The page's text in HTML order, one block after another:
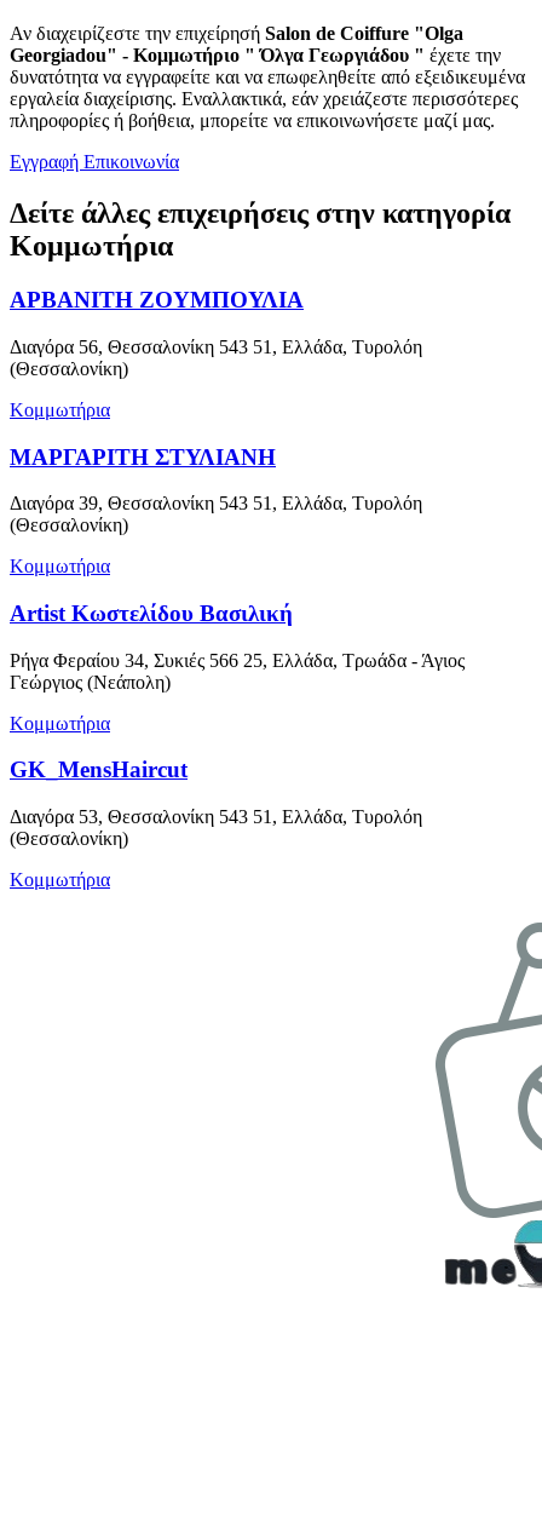
Αν διαχειρίζεστε την επιχείρησή Salon de Coiffure "Olga
Georgiadou" - Κομμωτήριο " Όλγα Γεωργιάδου " έχετε την
δυνατότητα να εγγραφείτε και να επωφεληθείτε από εξειδικευμένα
εργαλεία διαχείρισης. Εναλλακτικά, εάν χρειάζεστε περισσότερες
πληροφορίες ή βοήθεια, μπορείτε να επικοινωνήσετε μαζί μας.
Εγγραφή Επικοινωνία
Δείτε άλλες επιχειρήσεις στην κατηγορία
Κομμωτήρια
ΑΡΒΑΝΙΤΗ ΖΟΥΜΠΟΥΛΙΑ
Διαγόρα 56, Θεσσαλονίκη 543 51, Ελλάδα, Τυρολόη
(Θεσσαλονίκη)
Κομμωτήρια
ΜΑΡΓΑΡΙΤΗ ΣΤΥΛΙΑΝΗ
Διαγόρα 39, Θεσσαλονίκη 543 51, Ελλάδα, Τυρολόη
(Θεσσαλονίκη)
Κομμωτήρια
Artist Κωστελίδου Βασιλική
Ρήγα Φεραίου 34, Συκιές 566 25, Ελλάδα, Τρωάδα - Άγιος
Γεώργιος (Νεάπολη)
Κομμωτήρια
GK_MensHaircut
Διαγόρα 53, Θεσσαλονίκη 543 51, Ελλάδα, Τυρολόη
(Θεσσαλονίκη)
Κομμωτήρια